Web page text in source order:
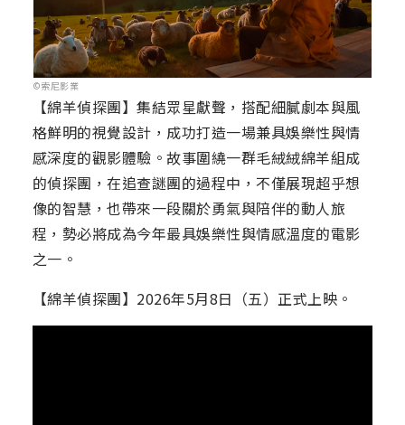
©索尼影業
【綿羊偵探團】集結眾星獻聲，搭配細膩劇本與風
格鮮明的視覺設計，成功打造一場兼具娛樂性與情
感深度的觀影體驗。故事圍繞一群毛絨絨綿羊組成
的偵探團，在追查謎團的過程中，不僅展現超乎想
像的智慧，也帶來一段關於勇氣與陪伴的動人旅
程，勢必將成為今年最具娛樂性與情感溫度的電影
之一。
【綿羊偵探團】2026年5月8日（五）正式上映。